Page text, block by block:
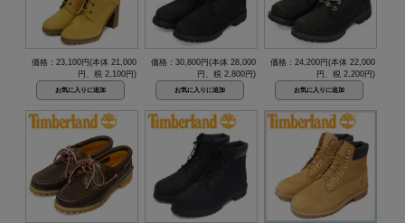
価格：23,100円(本体 21,000
円、税 2,100円)
価格：30,800円(本体 28,000
円、税 2,800円)
価格：24,200円(本体 22,000
円、税 2,200円)